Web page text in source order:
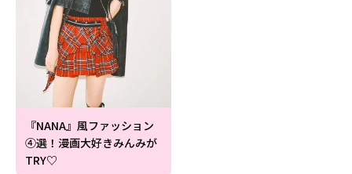
『NANA』風ファッション
④選！漫画大好きみんみが
TRY♡